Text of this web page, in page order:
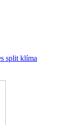
split klíma